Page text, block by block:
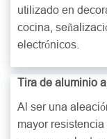
utilizado en
cocina,
electrónicos.
Tira de aluminio
Al ser una
mayor